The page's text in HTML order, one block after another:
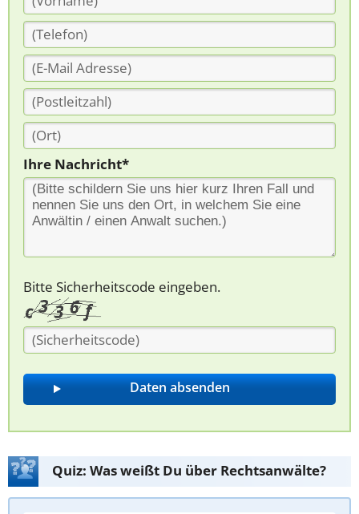
Ihre Nachricht*
Bitte Sicherheitscode eingeben.
Quiz: Was weißt Du über Rechtsanwälte?